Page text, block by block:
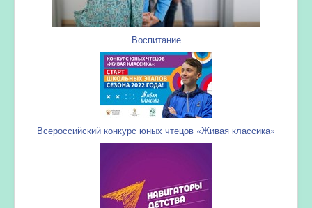
Воспитание
Всероссийский конкурс юных чтецов «Живая классика»